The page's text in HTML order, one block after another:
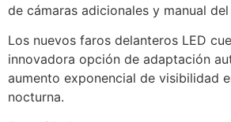
de cámaras adicionales y manual
Los nuevos faros delanteros LED
innovadora opción de adaptación
aumento exponencial de visibilidad
nocturna.